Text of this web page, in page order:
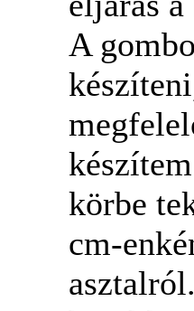
A
körbe
cm-